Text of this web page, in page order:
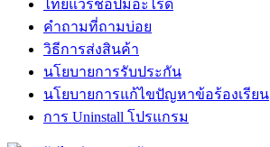
ไทยแวร์ชอปมีอะไรดี
คำถามที่ถามบ่อย
วิธีการส่งสินค้า
นโยบายการรับประกัน
นโยบายการแก้ไขปัญหาข้อร้องเรียน
การ Uninstall โปรแกรม